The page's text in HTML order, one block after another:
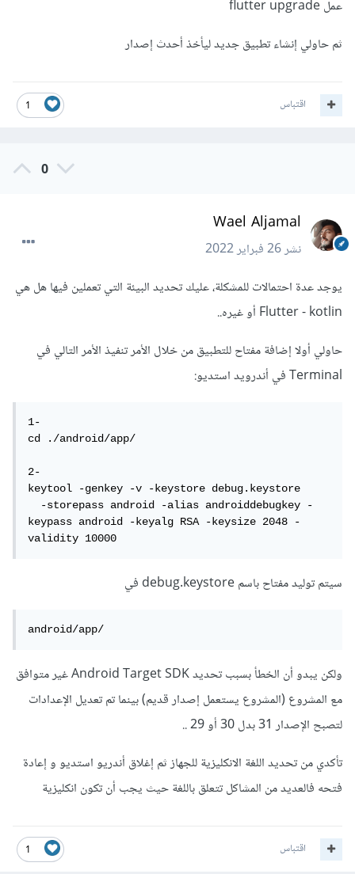
عمل flutter upgrade
ثم حاولي إنشاء تطبيق جديد ليأخذ أحدث إصدار
1 اقتباس
0
Wael Aljamal
نشر26 فبراير 2022
يوجد عدة احتمالات للمشكلة، عليك تحديد البيئة التي تعملين فيها هل هي
Flutter - kotlin أو غيره..
حاولي أولا إضافة مفتاح للتطبيق من خلال الأمر تنفيذ الأمر التالي في
Terminal في أندرويد استديو:
1-
cd ./android/app/
2-
keytool -genkey -v -keystore debug.keystore
  -storepass android -alias androiddebugkey -
keypass android -keyalg RSA -keysize 2048 -
validity 10000
سيتم توليد مفتاح باسم debug.keystore في
android/app/
ولكن يبدو أن الخطأ بسبب تحديد Android Target SDK غير متوافق
مع المشروع (المشروع يستعمل إصدار قديم) بينما تم تعديل الإعدادات
لتصبح الإصدار 31 بدل 30 أو 29 ..
تأكدي من تحديد اللغة الانكليزية للجهاز ثم إغلاق أندريو استديو و إعادة
فتحه فالعديد من المشاكل تتعلق باللغة حيث يجب أن تكون انكليزية
1 اقتباس